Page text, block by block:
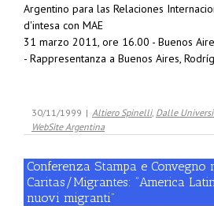
Argentino para las Relaciones
d'intesa con MAE
31 marzo 2011, ore 16.00 - Buenos
- Rappresentanza a Buenos Aires,
30/11/1999 | Altiero Spinelli, Dalle
WebSite Argentina
Conferenza Stampa e Convegno
Caritas/Migrantes: “America
nuovi migranti”